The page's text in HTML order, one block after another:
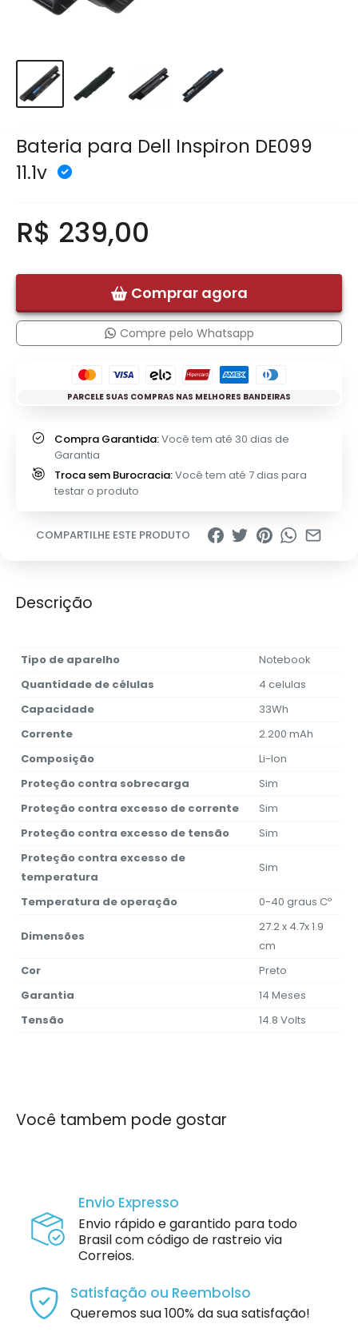
Bateria para Dell Inspiron DE099
11.1v
R$ 239,00
Comprar agora
Compre pelo Whatsapp
PARCELE SUAS COMPRAS NAS MELHORES BANDEIRAS
Compra Garantida:Você tem até 30 dias de
Garantia
Troca sem Burocracia:Você tem até 7 dias para
testar o produto
COMPARTILHE ESTE PRODUTO
Descrição
Tipo de aparelho
Notebook
Quantidade de células
4 celulas
Capacidade
33Wh
Corrente
2.200 mAh
Composição
Li-Ion
Proteção contra sobrecarga
Sim
Proteção contra excesso de corrente
Sim
Proteção contra excesso de tensão
Sim
Proteção contra excesso de
temperatura
Sim
Temperatura de operação 0-40 graus Cº
Dimensões
27.2 x 4.7x 1.9
cm
Cor
Preto
Garantia
14 Meses
Tensão
14.8 Volts
Você tambem pode gostar
Envio Expresso
Envio rápido e garantido para todo
Brasil com código de rastreio via
Correios.
Satisfação ou Reembolso
Queremos sua 100% da sua satisfação!